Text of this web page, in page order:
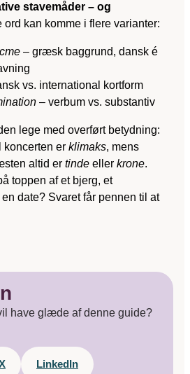
stavemåder – og
ord kan komme i flere varianter:
– græsk baggrund, dansk é
vs. international kortform
– verbum vs. substantiv
lege med overført betydning:
koncerten er klimaks, mens
altid er tinde eller krone.
toppen af et bjerg, et
date? Svaret får pennen til at
have glæde af denne guide?
LinkedIn